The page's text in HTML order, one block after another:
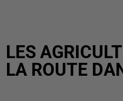
LES
LA ROUTE